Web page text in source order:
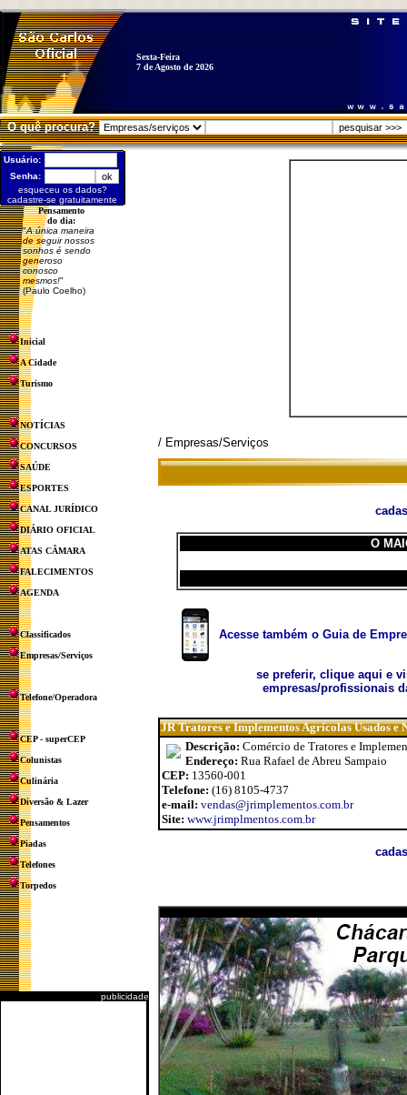
Sexta-Feira
7 de Agosto de 2026
O quê procura?
Usuário:
Senha:
esqueceu os dados?
cadastre-se gratuitamente
Pensamento
do dia:
"A única maneira
de seguir nossos
sonhos é sendo
generoso
conosco
mesmos!"
(Paulo Coelho)
Inicial
A Cidade
Turismo
NOTÍCIAS
CONCURSOS
SAÚDE
ESPORTES
CANAL JURÍDICO
DIÁRIO OFICIAL
ATAS CÂMARA
FALECIMENTOS
AGENDA
Classificados
Empresas/Serviços
Telefone/Operadora
CEP - superCEP
Colunistas
Culinária
Diversão & Lazer
Pensamentos
Piadas
Telefones
Torpedos
publicidade
/ Empresas/Serviços
O
Acesse também o Guia de
se preferir, clique aqui e
empresas/profissionais
JR Tratores e Implementos Agrícolas Usados e
Descrição: Comércio de Tratores e
Endereço: Rua Rafael de Abreu Sampaio
CEP: 13560-001
Telefone: (16) 8105-4737
e-mail: vendas@jrimplementos.com.br
Site: www.jrimplmentos.com.br